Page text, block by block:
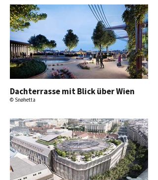
Dachterrasse mit Blick über Wien
© Snøhetta